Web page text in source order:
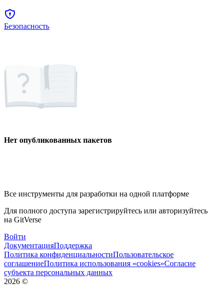
Безопасность
Нет опубликованных пакетов
Все инструменты для разработки на одной платформе
Для полного доступа зарегистрируйтесь или авторизуйтесь
на GitVerse
Войти
ДокументацияПоддержка
Политика конфиденциальностиПользовательское
соглашениеПолитика использования «cookies»Согласие
субъекта персональных данных
2026 ©